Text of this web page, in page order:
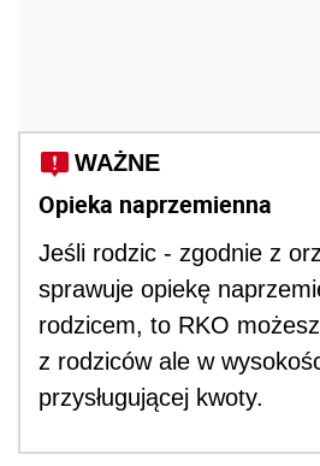
WAŻNE
Opieka naprzemienna
Jeśli rodzic - zgodnie z
sprawuje opiekę
rodzicem, to RKO
z rodziców ale w
przysługującej kwoty.